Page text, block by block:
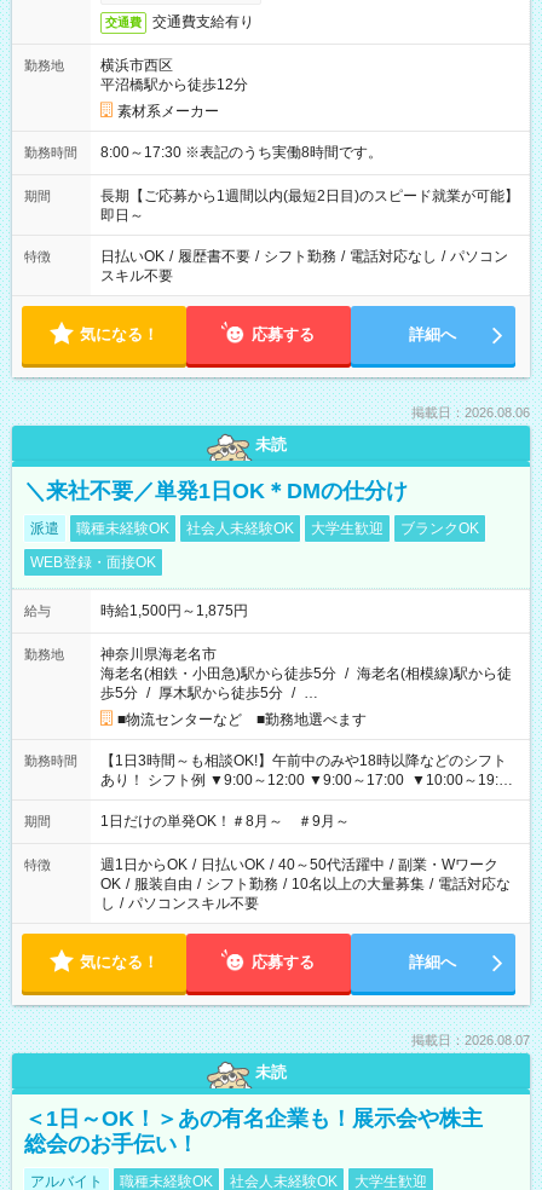
交通費 交通費支給有り
勤務地
横浜市西区
平沼橋駅から徒歩12分
素材系メーカー
勤務時間 8:00～17:30 ※表記のうち実働8時間です。
期間
長期【ご応募から1週間以内(最短2日目)のスピード就業が可能】
即日～
特徴 日払いOK / 履歴書不要 / シフト勤務 / 電話対応なし / パソコン
スキル不要
気になる！ 応募する 詳細へ
掲載日：2026.08.06
未読
＼来社不要／単発1日OK＊DMの仕分け
派遣 職種未経験OK 社会人未経験OK 大学生歓迎
ブランクOK
WEB登録・面接OK
給与 時給1,500円～1,875円
勤務地
神奈川県海老名市
海老名(相鉄・小田急)駅から徒歩5分 / 海老名(相模線)駅から徒
歩5分 / 厚木駅から徒歩5分 / …
■物流センターなど ■勤務地選べます
勤務時間
【1日3時間～も相談OK!】午前中のみや18時以降などのシフト
あり！ シフト例 ▼9:00～12:00 ▼9:00～17:00 ▼10:00～19:00
▼18:00～21:00
期間 1日だけの単発OK！＃8月～ ＃9月～
特徴 週1日からOK / 日払いOK / 40～50代活躍中 / 副業・Wワーク
OK / 服装自由 / シフト勤務 / 10名以上の大量募集 / 電話対応な
し / パソコンスキル不要
気になる！ 応募する 詳細へ
掲載日：2026.08.07
未読
＜1日～OK！＞あの有名企業も！展示会や株主
総会のお手伝い！
アルバイト 職種未経験OK 社会人未経験OK
大学生歓迎